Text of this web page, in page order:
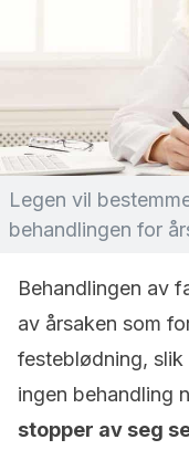
Legen vil
behandlingen for
Behandlingen av
av årsaken som
festeblødning,
ingen behandling
stopper av seg